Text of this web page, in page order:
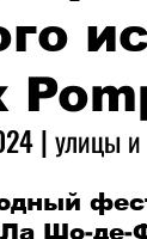
Магия
Афиша -
| улицы
Шо-де-